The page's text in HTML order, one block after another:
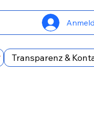
Transparenz &